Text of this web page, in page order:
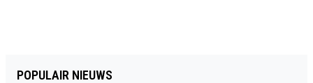
POPULAIR NIEUWS